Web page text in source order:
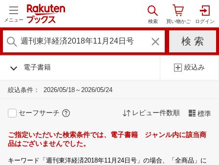
メニュー
電子書籍 絞込み
絞込条件： 2026/05/18～2026/05/24
セーフサーチ レビュー件数順 標準
ご指定いただいた検索条件では、電子書籍 ジャンル内に該当商
品はございませんでした。
キーワード「週刊東洋経済2018年11月24日号」の場合、「全商品」に